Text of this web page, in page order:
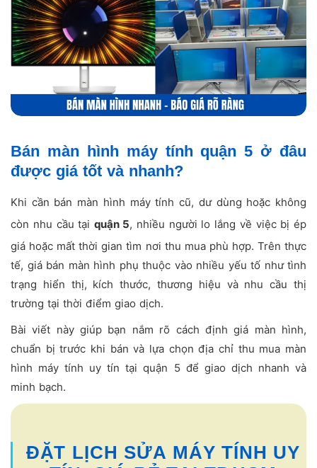
Bán màn hình máy tính quận 5 ở đâu
được giá tốt và nhanh?
Khi cần bán màn hình máy tính cũ, dư dùng hoặc không
còn nhu cầu tại quận 5, nhiều người lo lắng về việc bị ép
giá hoặc mất thời gian tìm nơi thu mua phù hợp. Trên thực
tế, giá bán màn hình phụ thuộc vào nhiều yếu tố như tình
trạng hiển thị, kích thước, thương hiệu và nhu cầu thị
trường tại thời điểm giao dịch.
Bài viết này giúp bạn nắm rõ cách định giá màn hình,
chuẩn bị trước khi bán và lựa chọn địa chỉ thu mua màn
hình máy tính uy tín tại quận 5 để giao dịch nhanh và
minh bạch.
ĐẶT LỊCH SỬA MÁY TÍNH UY